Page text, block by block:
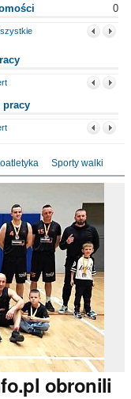
0
pracy
Sporty walki
obronili